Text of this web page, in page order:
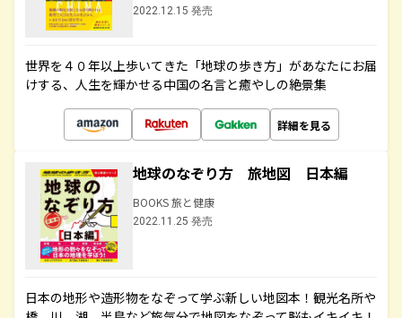
2022.12.15 発売
世界を４０年以上歩いてきた「地球の歩き方」があなたにお届
けする、人生を輝かせる中国の名言と癒やしの絶景集
詳細を見る
地球のなぞり方 旅地図 日本編
BOOKS 旅と健康
2022.11.25 発売
日本の地形や造形物をなぞって学ぶ新しい地図本！観光名所や